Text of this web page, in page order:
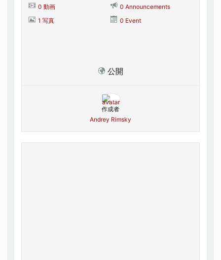
0 動画
0 Announcements
1 写真
0 Event
公開
作成者
Andrey Rimsky